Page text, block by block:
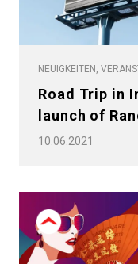
NEUIGKEITEN,
Road Trip in
launch of
10.06.2021